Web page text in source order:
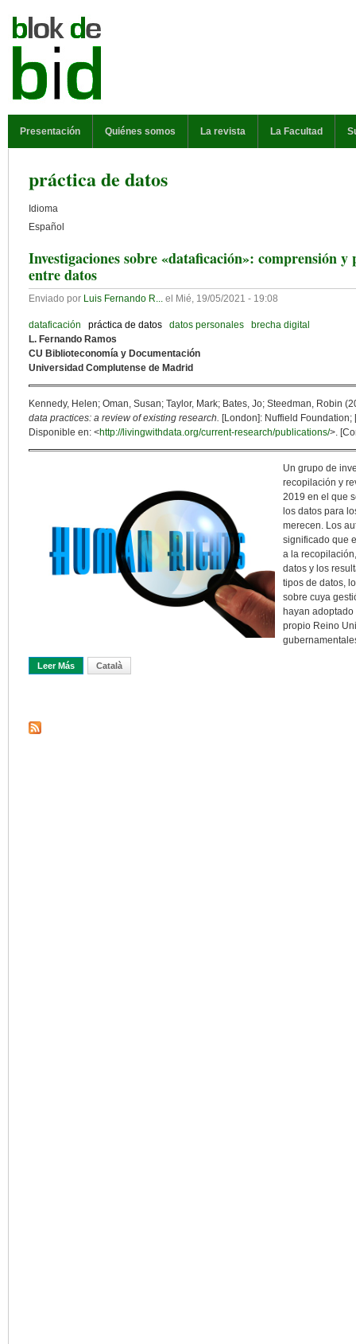
Presentación Quiénes somos La revista La Facultad
práctica de datos
Idioma
Español
Investigaciones sobre «dataficación»: comprensión
entre datos
Enviado por Luis Fernando R... el Mié, 19/05/2021 - 19:08
dataficación práctica de datos datos personales
brecha digital
L. Fernando Ramos
CU Biblioteconomía y Documentación
Universidad Complutense de Madrid
Kennedy, Helen; Oman, Susan; Taylor, Mark; Bates, Jo; Steedman, Robin
data practices: a review of existing research. [London]: Nuffield
Disponible en: <http://livingwithdata.org/current-research/publications/>.
Un grupo de
recopilación y
2019 en el que
los datos para
merecen. Los
significado que
a la
datos y los
tipos de datos,
sobre cuya
hayan
propio Reino
Leer Más Sobre Investigaciones Sobre «dataficación»: Comprensión Y
Català